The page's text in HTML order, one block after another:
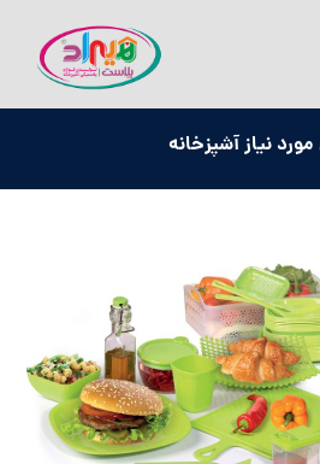
نیاز آشپزخانه